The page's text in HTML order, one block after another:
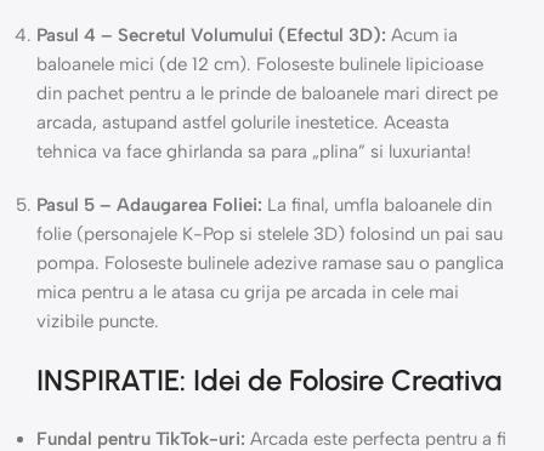
Pasul 4 – Secretul Volumului (Efectul 3D): Acum ia
baloanele mici (de 12 cm). Foloseste bulinele lipicioase
din pachet pentru a le prinde de baloanele mari direct pe
arcada, astupand astfel golurile inestetice. Aceasta
tehnica va face ghirlanda sa para „plina” si luxurianta!
Pasul 5 – Adaugarea Foliei: La final, umfla baloanele din
folie (personajele K-Pop si stelele 3D) folosind un pai sau
pompa. Foloseste bulinele adezive ramase sau o panglica
mica pentru a le atasa cu grija pe arcada in cele mai
vizibile puncte.
INSPIRATIE: Idei de Folosire Creativa
Fundal pentru TikTok-uri: Arcada este perfecta pentru a fi